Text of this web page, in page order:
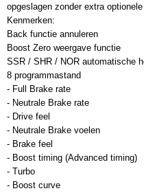
opgeslagen zonder extra
Kenmerken:
Back functie annuleren
Boost Zero weergave functie
SSR / SHR / NOR automatische
8 programmastand
- Full Brake rate
- Neutrale Brake rate
- Drive feel
- Neutrale Brake voelen
- Brake feel
- Boost timing (Advanced timing)
- Turbo
- Boost curve